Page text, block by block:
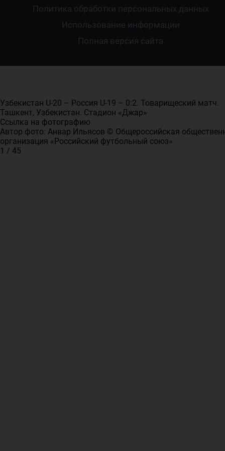
Футбольное двоеборье Ветераны
Спортсмены с ОВЗ
Политика обработки персональных данных
Использование информации
Полная версия сайта
Узбекистан U-20 – Россия U-19 – 0:2. Товарищеский матч.
Ташкент, Узбекистан. Стадион «Джар»
Ссылка на фотографию
Автор фото: Анвар Ильясов © Общероссийская
организация «Российский футбольный союз»
1 / 45